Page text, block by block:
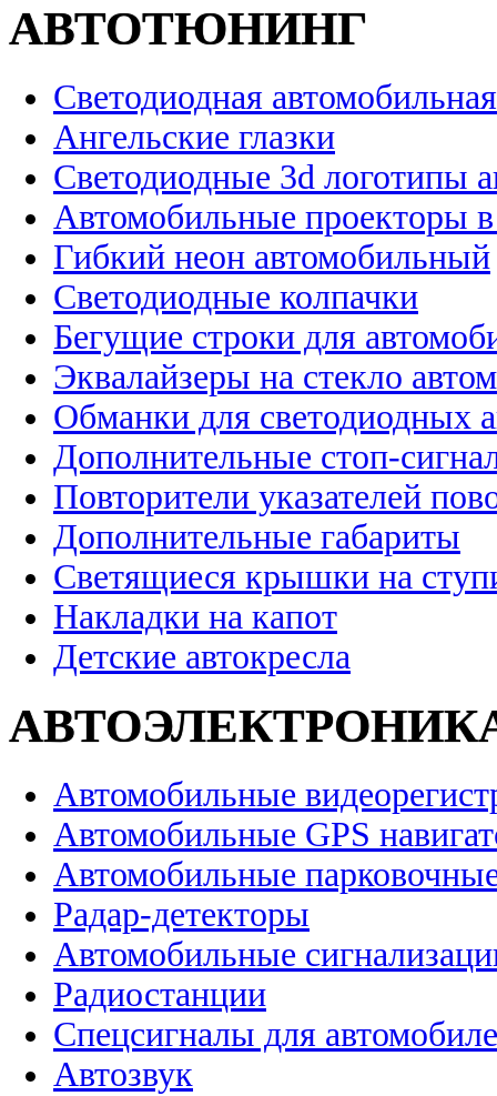
АВТОТЮНИНГ
Светодиодная
Ангельские глазки
Светодиодные 3d логотипы
Автомобильные проекторы
Гибкий неон автомобильный
Светодиодные колпачки
Бегущие строки для
Эквалайзеры на стекло
Обманки для светодиодных
Дополнительные стоп-
Повторители указателей
Дополнительные габариты
Светящиеся крышки на
Накладки на капот
Детские автокресла
Автомобильные
Автомобильные GPS
Автомобильные
Радар-детекторы
Автомобильные
Радиостанции
Спецсигналы для
Автозвук